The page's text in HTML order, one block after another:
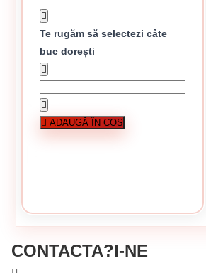
În stoc
-14%
Plasa gard impletita 1.8 x 1700 mm 10M
134.87 lei / buc
Te rugăm să selectezi câte
buc dorești
ADAUGĂ ÎN COȘ
CONTACTA?I-NE